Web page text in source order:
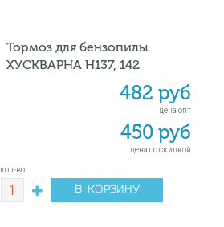
Тормоз для бензопилы
ХУСКВАРНА Н137, 142
482 руб
цена опт
450 руб
цена со скидкой
кол-во
В КОРЗИНУ